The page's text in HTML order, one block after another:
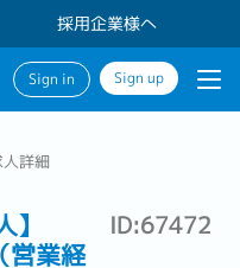
採用企業様へ
Sign in Sign up
人詳細
営業経
ID:67472